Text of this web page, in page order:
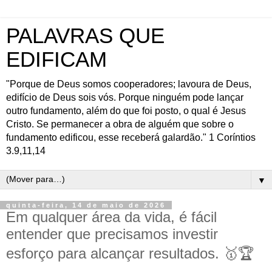
PALAVRAS QUE
EDIFICAM
"Porque de Deus somos cooperadores; lavoura de Deus,
edifício de Deus sois vós. Porque ninguém pode lançar
outro fundamento, além do que foi posto, o qual é Jesus
Cristo. Se permanecer a obra de alguém que sobre o
fundamento edificou, esse receberá galardão." 1 Coríntios
3.9,11,14
▼
quinta-feira, 14 de maio de 2026
Em qualquer área da vida, é fácil
entender que precisamos investir
esforço para alcançar resultados. 🥇🏆